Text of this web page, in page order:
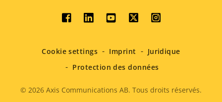
Social
menu
© 2026 Axis Communications AB. Tous droits réservés.
Cookie settings Imprint
Juridique
Protection des données